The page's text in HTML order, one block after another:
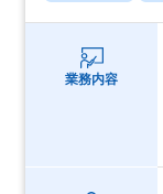
業務内容